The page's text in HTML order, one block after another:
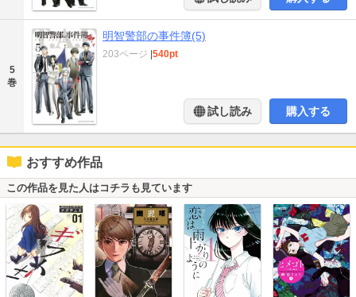
5
巻
明智警部の事件簿(5)
203ページ 540pt
試し読み 購入する
おすすめ作品
この作品を見た人はコチラも見ています